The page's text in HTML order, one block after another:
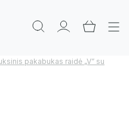
pakabukas raidė „V” su